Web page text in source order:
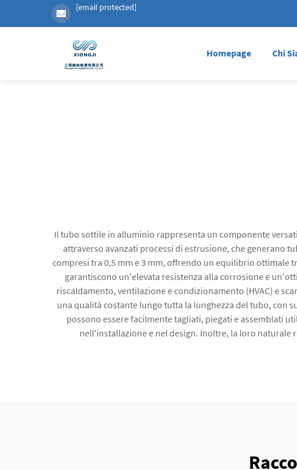
[email protected]
Homepage Chi
Il tubo sottile in alluminio rappresenta un componente
attraverso avanzati processi di estrusione, che generano
compresi tra 0,5 mm e 3 mm, offrendo un equilibrio
garantiscono un'elevata resistenza alla corrosione e
riscaldamento, ventilazione e condizionamento (HVAC) e
una qualità costante lungo tutta la lunghezza del tubo, con
possono essere facilmente tagliati, piegati e assemblati
nell'installazione e nel design. Inoltre, la loro naturale